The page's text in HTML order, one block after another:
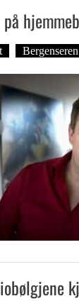
Bergenseren